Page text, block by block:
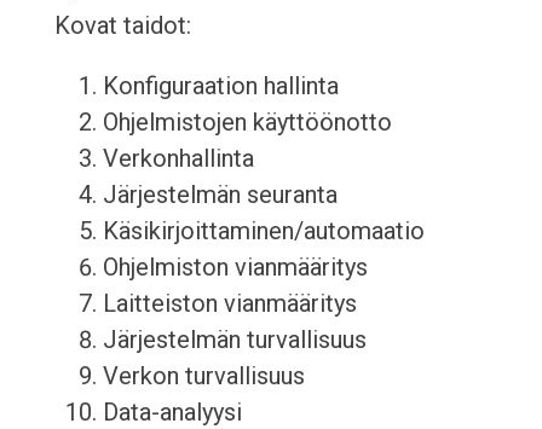
Kovat taidot:
Konfiguraation hallinta
Ohjelmistojen käyttöönotto
Verkonhallinta
Järjestelmän seuranta
Käsikirjoittaminen/automaatio
Ohjelmiston vianmääritys
Laitteiston vianmääritys
Järjestelmän turvallisuus
Verkon turvallisuus
Data-analyysi